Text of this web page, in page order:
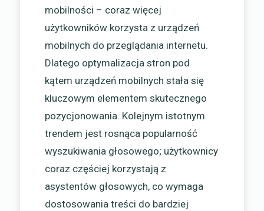
mobilności – coraz więcej
użytkowników korzysta z urządzeń
mobilnych do przeglądania internetu.
Dlatego optymalizacja stron pod
kątem urządzeń mobilnych stała się
kluczowym elementem skutecznego
pozycjonowania. Kolejnym istotnym
trendem jest rosnąca popularność
wyszukiwania głosowego; użytkownicy
coraz częściej korzystają z
asystentów głosowych, co wymaga
dostosowania treści do bardziej